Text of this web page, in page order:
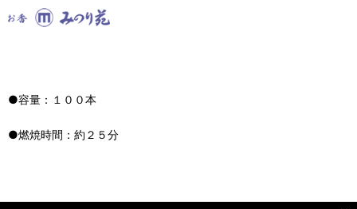
●容量：１００本
●燃焼時間：約２５分